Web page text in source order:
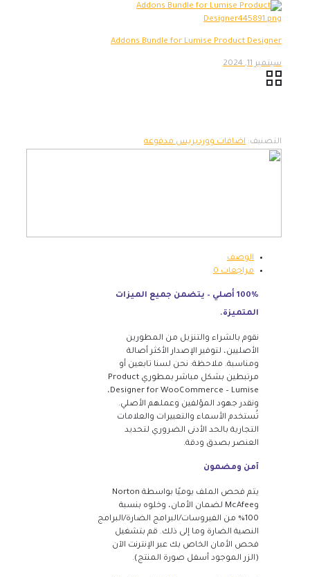
Addons Bundle for Lumise Product Designer
سبتمبر 11, 2024
التصنيف: اضافات ووردبريس مدفوعه
الوصف
مراجعات0
100% أصلي – يتضمن جميع الميزات
المتميزة.
نقوم بالشراء والتنزيل من المطورين
الأصليين، لتوفير الإصدار الأكثر أصالة
ومناسبة. ملاحظة: نحن لسنا تابعين أو
مرتبطين بشكل مباشر بمطوري Product
Designer for WooCommerce – Lumise،
ونقدر جهود المؤلفين وعملهم الأصلي.
تُستخدم الأسماء والتعبيرات والعلامات
التجارية بالحد الأدنى الضروري لتحديد
العنصر بصدق ودقة.
آمن ومضمون
يتم فحص الملف يوميًا بواسطة Norton
وMcAfee لضمان الأمان، وخلوه بنسبة
100% من الفيروسات/البرامج الضارة/البرامج
النصية الضارة وما إلى ذلك. قم بتشغيل
فحص الأمان الخاص بك عبر الإنترنت الآن
(الزر الموجود أسفل صورة المنتج).